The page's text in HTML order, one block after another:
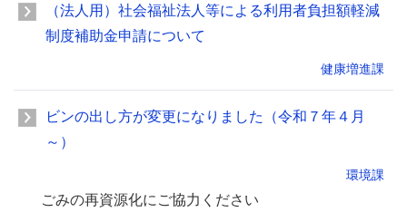
（法人用）社会福祉法人等による利用者負担額軽減
制度補助金申請について
健康増進課
ビンの出し方が変更になりました（令和７年４月
～）
環境課
ごみの再資源化にご協力ください